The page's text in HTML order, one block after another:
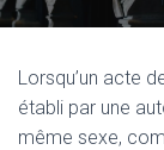
Lorsqu’un acte
établi par une
même sexe,